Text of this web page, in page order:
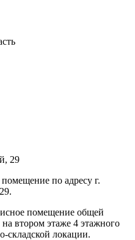
29
по адресу г.
помещение общей
втором этаже 4 этажного
складской локации.